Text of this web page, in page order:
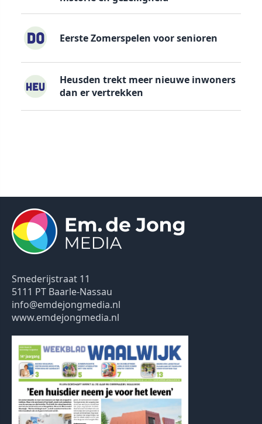
Eerste Zomerspelen voor senioren
Heusden trekt meer nieuwe inwoners
dan er vertrekken
Smederijstraat 11
5111 PT Baarle-Nassau
info@emdejongmedia.nl
www.emdejongmedia.nl